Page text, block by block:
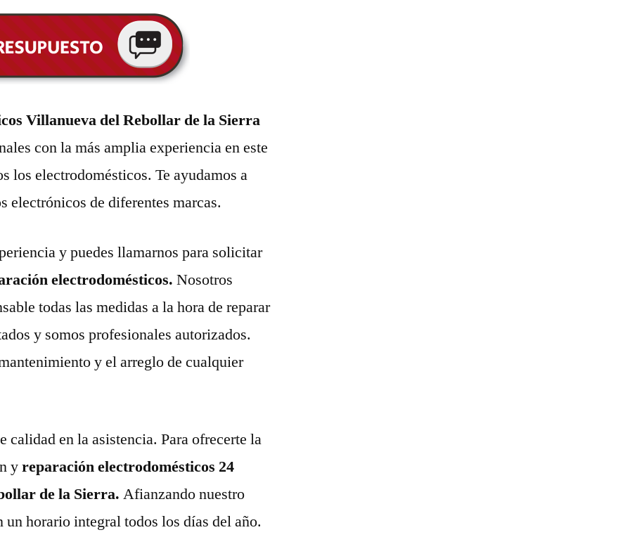
Villanueva del Rebollar de la Sierra
con la más amplia experiencia en este
los electrodomésticos. Te ayudamos a
electrónicos de diferentes marcas.
y puedes llamarnos para solicitar
electrodomésticos.Nosotros
todas las medidas a la hora de reparar
y somos profesionales autorizados.
y el arreglo de cualquier
calidad en la asistencia. Para ofrecerte la
yreparación electrodomésticos 24
de la Sierra.Afianzando nuestro
un horario integral todos los días del año.